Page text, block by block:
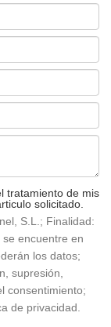
tratamiento de mis
solicitado.
S.L.; Finalidad:
encuentre en
los datos;
supresión,
consentimiento;
de privacidad.